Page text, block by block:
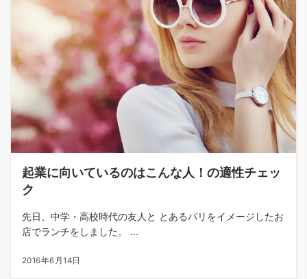
起業に向いているのはこんな人！の適性チェッ
ク
先日、中学・高校時代の友人と とあるパリをイメージしたお
店でランチをしました。 ...
2016年6月14日